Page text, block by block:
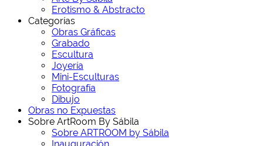
Erotismo & Abstracto
Categorías
Obras Gráficas
Grabado
Escultura
Joyería
Mini-Esculturas
Fotografía
Dibujo
Obras no Expuestas
Sobre ArtRoom By Sábila
Sobre ARTROOM by Sábila